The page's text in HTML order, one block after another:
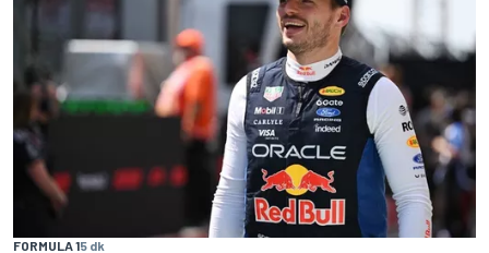
FORMULA 15 dk